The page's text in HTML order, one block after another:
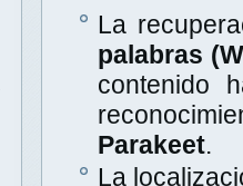
La
palabras
contenido
Parakeet.
La